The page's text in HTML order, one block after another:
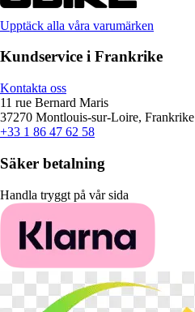
Upptäck alla våra varumärken
Kundservice i Frankrike
Kontakta oss
11 rue Bernard Maris
37270 Montlouis-sur-Loire, Frankrike
+33 1 86 47 62 58
Säker betalning
Handla tryggt på vår sida